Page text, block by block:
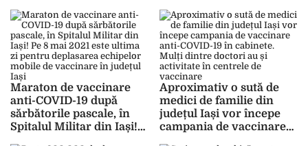
de persoane
Maraton de vaccinare
anti-COVID-19 după
sărbătorile pascale, în
Spitalul Militar din Iași!
Aproximativ o sută de
medici de familie din
județul Iași vor începe
campania de vaccinare